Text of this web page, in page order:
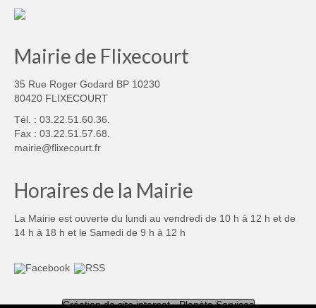
Mairie de Flixecourt
35 Rue Roger Godard BP 10230
80420 FLIXECOURT
Tél. : 03.22.51.60.36.
Fax : 03.22.51.57.68.
mairie@flixecourt.fr
Horaires de la Mairie
La Mairie est ouverte du lundi au vendredi de 10 h à 12 h et de
14 h à 18 h et le Samedi de 9 h à 12 h
Création de site internet - Planète Services